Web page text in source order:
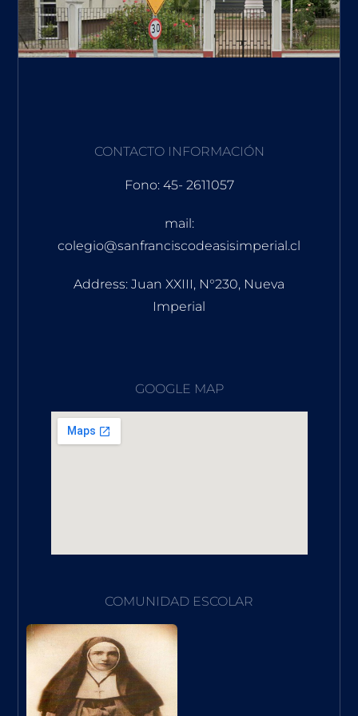
CONTACTO INFORMACIÓN
Fono: 45- 2611057
mail:
colegio@sanfranciscodeasisimperial.cl
Address: Juan XXIII, N°230, Nueva
Imperial
GOOGLE MAP
COMUNIDAD ESCOLAR